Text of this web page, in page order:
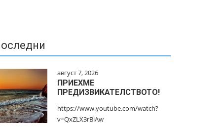
август 7, 2026
ПРИЕХМЕ
ПРЕДИЗВИКАТЕЛСТВОТО!
https://www.youtube.com/watch?
v=QxZLX3rBiAw